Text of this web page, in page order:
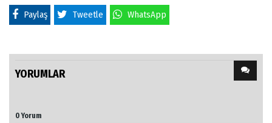
Paylaş Tweetle WhatsApp
YORUMLAR
0 Yorum